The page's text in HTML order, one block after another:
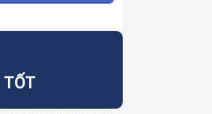
TỐT